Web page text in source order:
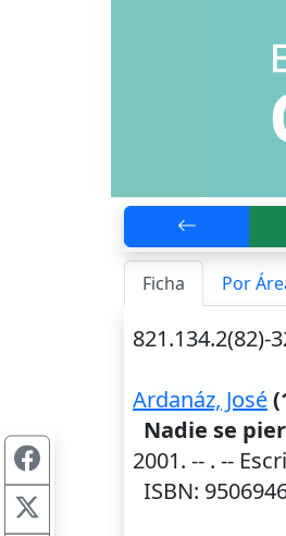
Ficha Por
821.134.2(82)-
Ardanáz, José
Nadie se
2001. -- . --
ISBN: